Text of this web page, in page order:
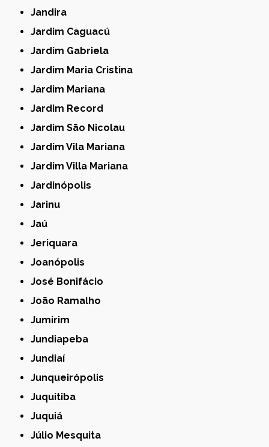
Jandira
Jardim Caguacú
Jardim Gabriela
Jardim Maria Cristina
Jardim Mariana
Jardim Record
Jardim São Nicolau
Jardim Vila Mariana
Jardim Villa Mariana
Jardinópolis
Jarinu
Jaú
Jeriquara
Joanópolis
José Bonifácio
João Ramalho
Jumirim
Jundiapeba
Jundiaí
Junqueirópolis
Juquitiba
Juquiá
Júlio Mesquita